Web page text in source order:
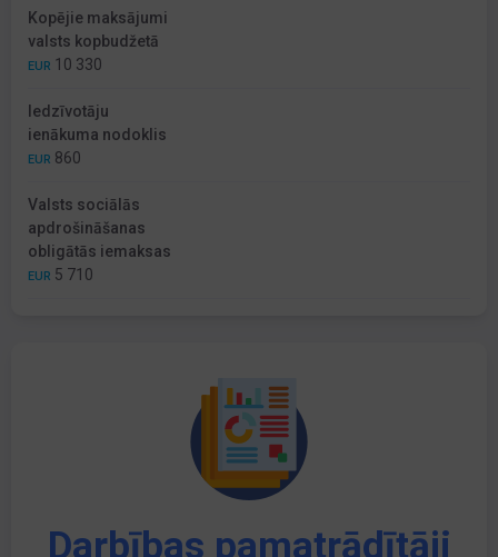
Kopējie maksājumi
valsts kopbudžetā
EUR 10 330
Iedzīvotāju
ienākuma nodoklis
EUR 860
Valsts sociālās
apdrošināšanas
obligātās iemaksas
EUR 5 710
Darbības pamatrādītāji